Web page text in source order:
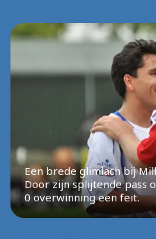
Een brede glimlach bij
Door zijn splijtende pass
0 overwinning een feit.